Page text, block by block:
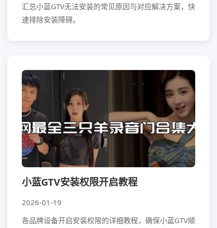
汇总小蓝GTV无法安装的常见原因与对应解决方案，快
速排除安装障碍。
小蓝GTV安装权限开启教程
2026-01-19
各品牌设备开启安装权限的详细教程，确保小蓝GTV顺